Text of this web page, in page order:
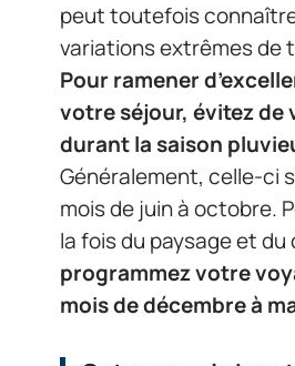
peut toutefois
variations extrêmes de
Pour ramener
votre séjour, évitez de
durant la saison
Généralement, celle-ci
mois de juin à octobre.
la fois du paysage et du
programmez votre
mois de décembre à